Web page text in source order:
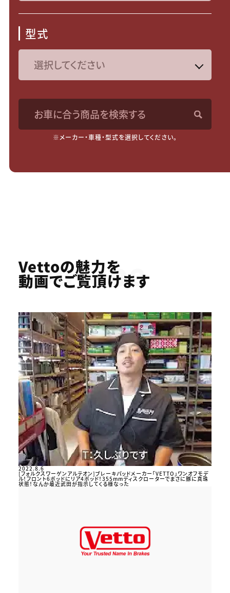
型式
お車に合う商品を検索する
※メーカー・車種・型式を選択してください。
Youtube
Vettoの魅力を
動画でご覧頂けます
2022.8.6
[フォルクスワーゲンアルテオン]ブレーキパッドメーカー「VETTO」ワンオフモデ
ル！フロント6ポッドにリア4ポッド！355mmディスクローターでまさに豚に真珠
状態！なんか最近武田が指示してくる様なった